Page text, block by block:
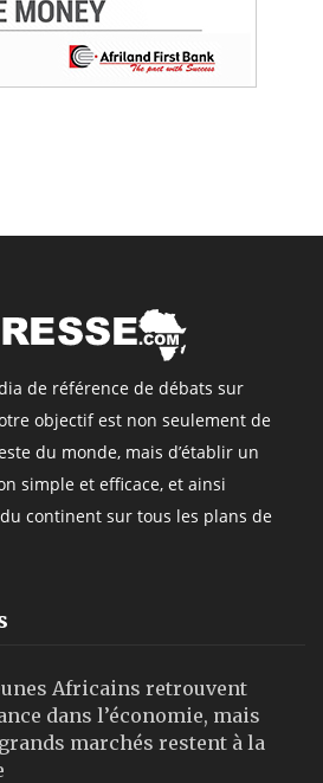
de référence de débats sur
objectif est non seulement de
du monde, mais d’établir un
simple et efficace, et ainsi
continent sur tous les plans de
Africains retrouvent
dans l’économie, mais
marchés restent à la